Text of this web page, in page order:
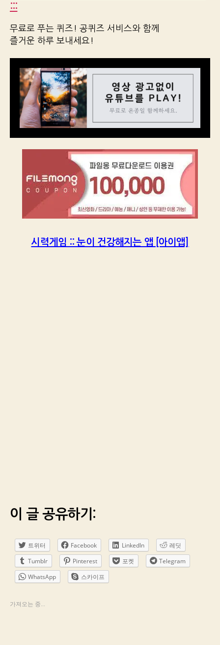
:::
무료로 푸는 퀴즈! 공퀴즈 서비스와 함께
즐거운 하루 보내세요!
시력게임 :: 눈이 건강해지는 앱 [아이앱]
이 글 공유하기:
트위터 Facebook LinkedIn
레딧
Tumblr
Pinterest 포켓
Telegram
WhatsApp
스카이프
가져오는 중...